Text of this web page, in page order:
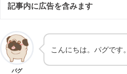
記事内に広告を含みます
パグ
こんにちは。パグです。